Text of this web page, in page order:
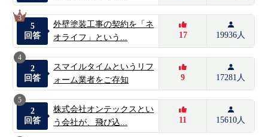
3
5
回答
外壁塗装工事の契約を「ネ
オライフ」という...
17 19936人
4
2
回答
スマイルタイムというリフ
ォーム業者をご存知
9 17281人
5
2
回答
株式会社オンテックスとい
う会社が、飛び込...
11 15610人